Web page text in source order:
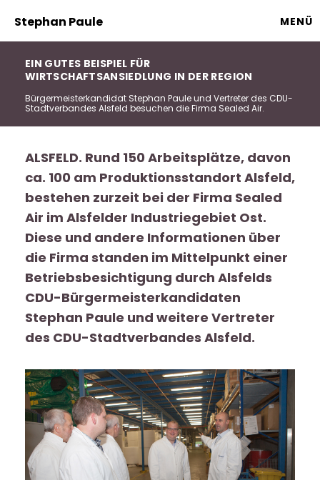
Stephan Paule MENÜ
EIN GUTES BEISPIEL FÜR
WIRTSCHAFTSANSIEDLUNG IN DER REGION
Bürgermeisterkandidat Stephan Paule und Vertreter des CDU-
Stadtverbandes Alsfeld besuchen die Firma Sealed Air.
ALSFELD. Rund 150 Arbeitsplätze, davon
ca. 100 am Produktionsstandort Alsfeld,
bestehen zurzeit bei der Firma Sealed
Air im Alsfelder Industriegebiet Ost.
Diese und andere Informationen über
die Firma standen im Mittelpunkt einer
Betriebsbesichtigung durch Alsfelds
CDU-Bürgermeisterkandidaten
Stephan Paule und weitere Vertreter
des CDU-Stadtverbandes Alsfeld.